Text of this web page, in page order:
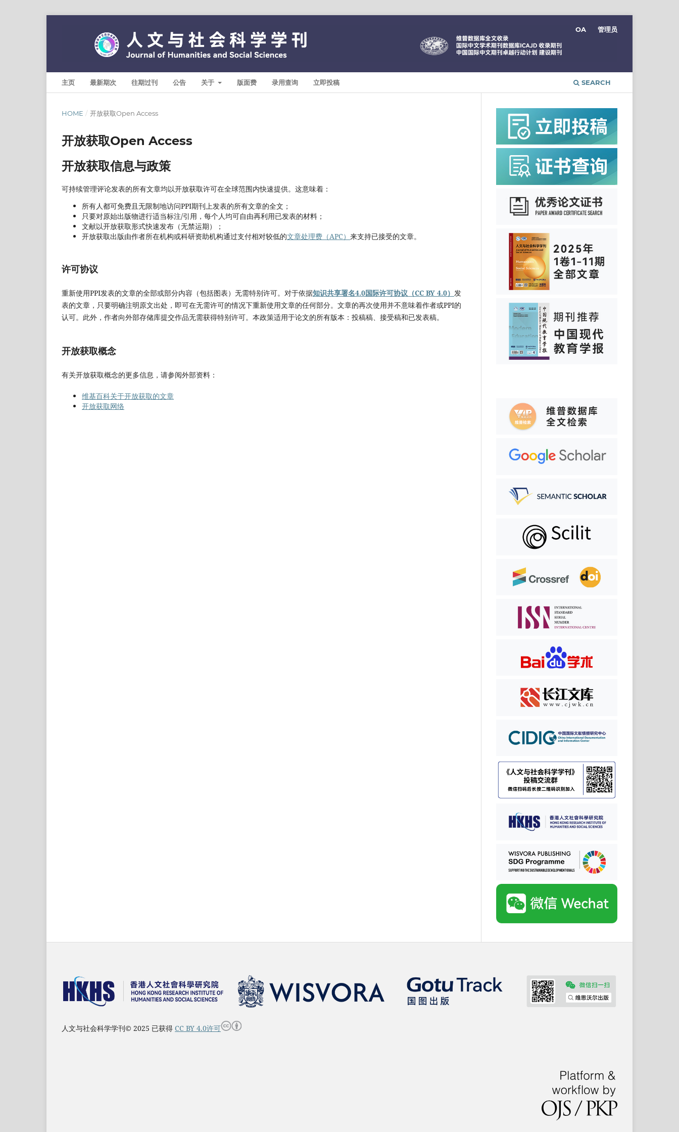
主页 最新期次 往期过刊 公告 关于 版面费 录用查询 立即投稿 SEARCH
OA 管理员
HOME / 开放获取Open Access
开放获取Open Access
开放获取信息与政策
可持续管理评论发表的所有文章均以开放获取许可在全球范围内快速提供。这意味着：
所有人都可免费且无限制地访问PPI期刊上发表的所有文章的全文；
只要对原始出版物进行适当标注/引用，每个人均可自由再利用已发表的材料；
文献以开放获取形式快速发布（无禁运期）；
开放获取出版由作者所在机构或科研资助机构通过支付相对较低的文章处理费（APC） 来支持已接受的文章。
许可协议
重新使用PPI发表的文章的全部或部分内容（包括图表）无需特别许可。对于依据知识共享署名4.0国际许可协议（CC BY 4.0） 发
表的文章，只要明确注明原文出处，即可在无需许可的情况下重新使用文章的任何部分。文章的再次使用并不意味着作者或PPI的
认可。此外，作者向外部存储库提交作品无需获得特别许可。本政策适用于论文的所有版本：投稿稿、接受稿和已发表稿。
开放获取概念
有关开放获取概念的更多信息，请参阅外部资料：
维基百科关于开放获取的文章
开放获取网络
人文与社会科学学刊© 2025 已获得 CC BY 4.0许可